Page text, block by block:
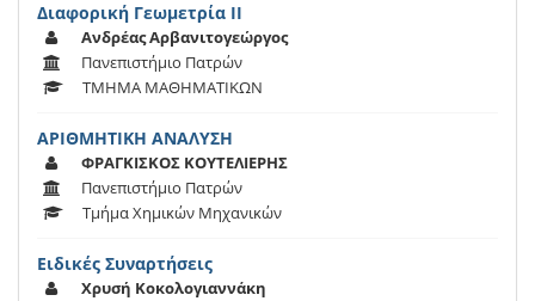
Διαφορική Γεωμετρία ΙΙ
Ανδρέας Αρβανιτογεώργος
Πανεπιστήμιο Πατρών
ΤΜΗΜΑ ΜΑΘΗΜΑΤΙΚΩΝ
ΑΡΙΘΜΗΤΙΚΗ ΑΝΑΛΥΣΗ
ΦΡΑΓΚΙΣΚΟΣ ΚΟΥΤΕΛΙΕΡΗΣ
Πανεπιστήμιο Πατρών
Τμήμα Χημικών Μηχανικών
Ειδικές Συναρτήσεις
Χρυσή Κοκολογιαννάκη